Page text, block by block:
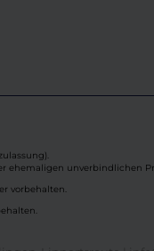
unverbindlichen
vorbehalten.